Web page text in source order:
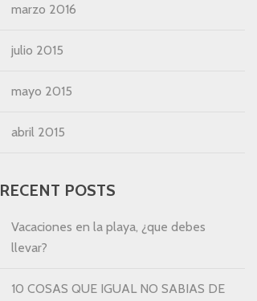
marzo 2016
julio 2015
mayo 2015
abril 2015
RECENT POSTS
Vacaciones en la playa, ¿que debes
llevar?
10 COSAS QUE IGUAL NO SABIAS DE